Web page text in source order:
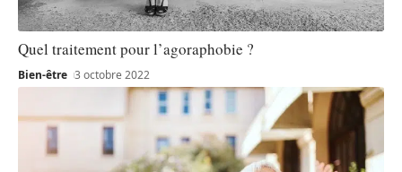
Quel traitement pour l’agoraphobie ?
Bien-être 3 octobre 2022